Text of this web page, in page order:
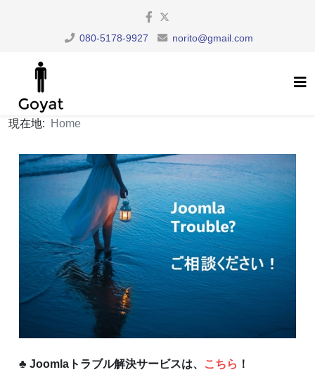
080-5178-9927 norito@gmail.com
現在地: Home
♣ Joomlaトラブル解決サービスは、 こちら ！